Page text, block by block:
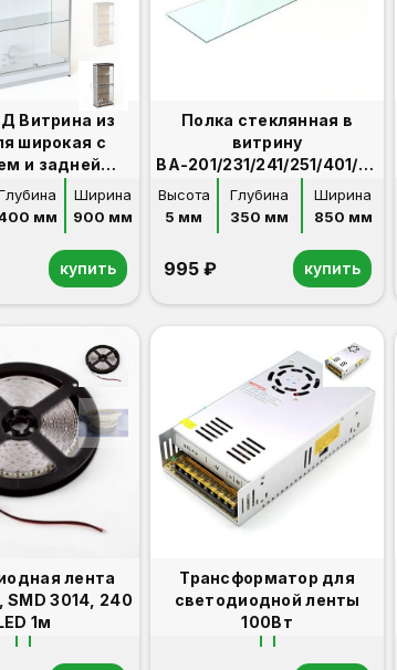
Витрина из
широкая с
и задней
ДСП
мм
Ширина
900 мм
купить
Полка стеклянная в
витрину
ВА-201/231/241/251/401/431
дополнительная
Высота
5 мм
Глубина
350 мм
Ширина
850 мм
995 ₽ купить
лента
SMD 3014, 240
1м
Трансформатор для
светодиодной ленты
100Вт